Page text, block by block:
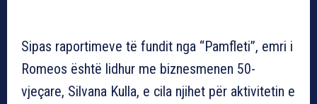
Sipas raportimeve të fundit nga “Pamfleti”, emri i
Romeos është lidhur me biznesmenen 50-
vjeçare, Silvana Kulla, e cila njihet për aktivitetin e